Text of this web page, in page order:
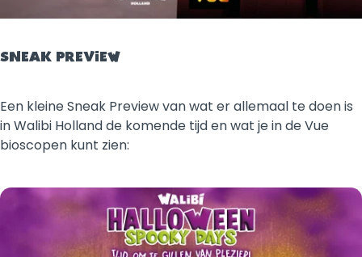
SNEAK PREVIEW
Een kleine Sneak Preview van wat er allemaal te doen is
in Walibi Holland de komende tijd en wat je in de Vue
bioscopen kunt zien: